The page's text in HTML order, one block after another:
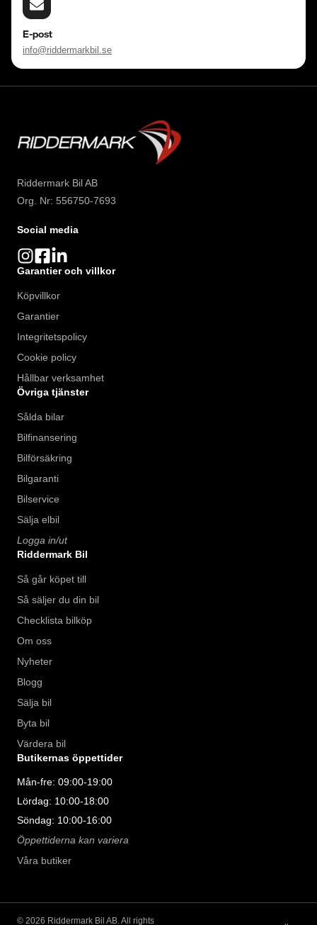
E-post
info@riddermarkbil.se
Riddermark Bil AB
Org. Nr: 556750-7693
Social media
Garantier och villkor
Köpvillkor
Garantier
Integritetspolicy
Cookie policy
Hållbar verksamhet
Övriga tjänster
Sålda bilar
Bilfinansering
Bilförsäkring
Bilgaranti
Bilservice
Sälja elbil
Logga in/ut
Riddermark Bil
Så går köpet till
Så säljer du din bil
Checklista bilköp
Om oss
Nyheter
Blogg
Sälja bil
Byta bil
Värdera bil
Butikernas öppettider
Mån-fre: 09:00-19:00
Lördag: 10:00-18:00
Söndag: 10:00-16:00
Öppettiderna kan variera
Våra butiker
© 2026 Riddermark Bil AB. All rights